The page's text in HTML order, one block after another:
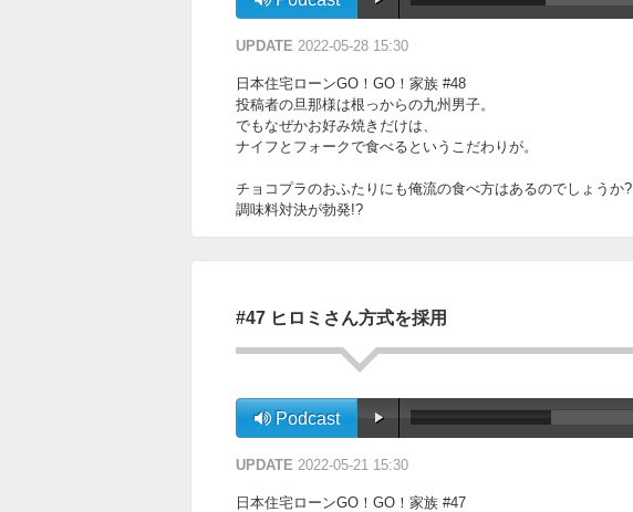
UPDATE 2022-05-28 15:30
日本住宅ローンGO！GO！家族 #48
投稿者の旦那様は根っからの九州男子。
でもなぜかお好み焼きだけは、
ナイフとフォークで食べるというこだわりが。
チョコプラのおふたりにも俺流の食べ方はあるのでしょうか?
調味料対決が勃発!?
#47 ヒロミさん方式を採用
Podcast
UPDATE 2022-05-21 15:30
日本住宅ローンGO！GO！家族 #47